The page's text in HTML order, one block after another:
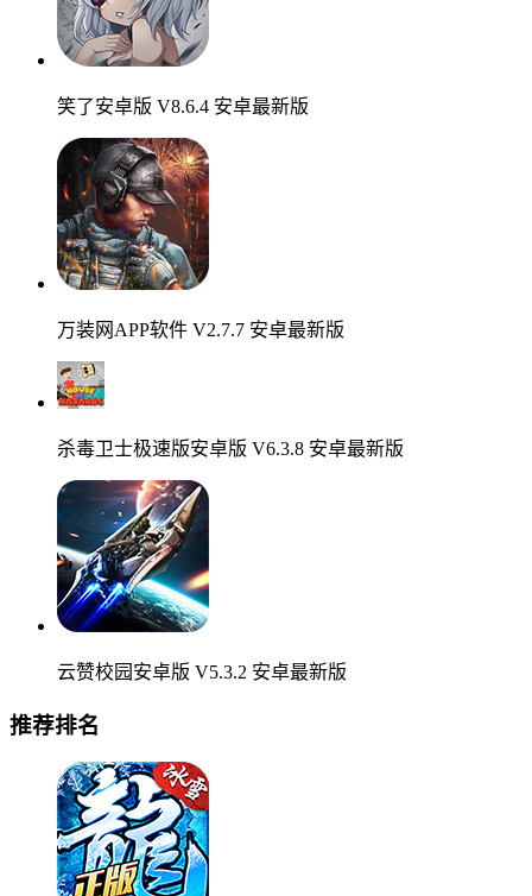
笑了安卓版 V8.6.4 安卓最新版
万装网APP软件 V2.7.7 安卓最新版
杀毒卫士极速版安卓版 V6.3.8 安卓最新版
云赞校园安卓版 V5.3.2 安卓最新版
推荐排名